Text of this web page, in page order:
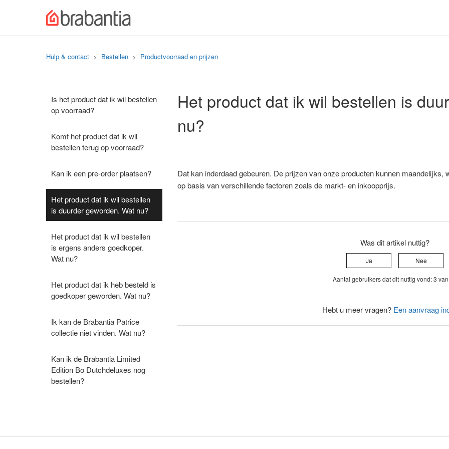
Hulp & contact Bestellen Productvoorraad en prijzen
Is het product dat ik wil bestellen
op voorraad?
Komt het product dat ik wil
bestellen terug op voorraad?
Kan ik een pre-order plaatsen?
Het product dat ik wil bestellen
is duurder geworden. Wat nu?
Het product dat ik wil bestellen
is ergens anders goedkoper.
Wat nu?
Het product dat ik heb besteld is
goedkoper geworden. Wat nu?
Ik kan de Brabantia Patrice
collectie niet vinden. Wat nu?
Kan ik de Brabantia Limited
Edition Bo Dutchdeluxes nog
bestellen?
Het product dat ik wil bestellen is
nu?
Dat kan inderdaad gebeuren. De prijzen van onze producten kunnen
op basis van verschillende factoren zoals de markt- en inkoopprijs.
Was dit artikel nuttig?
Ja Nee
Aantal gebruikers dat dit nuttig vond: 3
Hebt u meer vragen? Een aanvraag